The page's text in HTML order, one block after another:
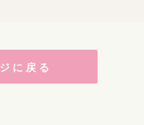
に戻る